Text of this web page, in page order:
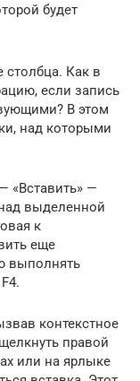
будет
столбца. Как в
если запись
В этом
над которыми
«Вставить» —
выделенной
к
еще
выполнять
контекстное
правой
или на ярлыке